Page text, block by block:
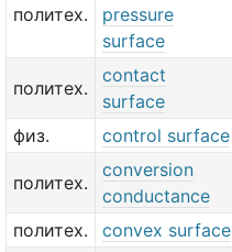
политех.
pressure
surface
политех.
contact
surface
физ. control surface
политех.
conversion
conductance
политех.
convex surface